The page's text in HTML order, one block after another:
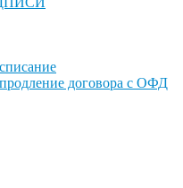
договора с ОФД